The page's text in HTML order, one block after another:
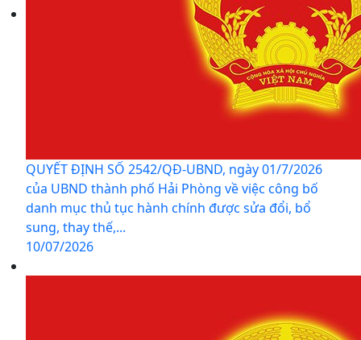
QUYẾT ĐỊNH SỐ 2542/QĐ-UBND, ngày 01/7/2026
của UBND thành phố Hải Phòng về việc công bố
danh mục thủ tục hành chính được sửa đổi, bổ
sung, thay thế,...
10/07/2026